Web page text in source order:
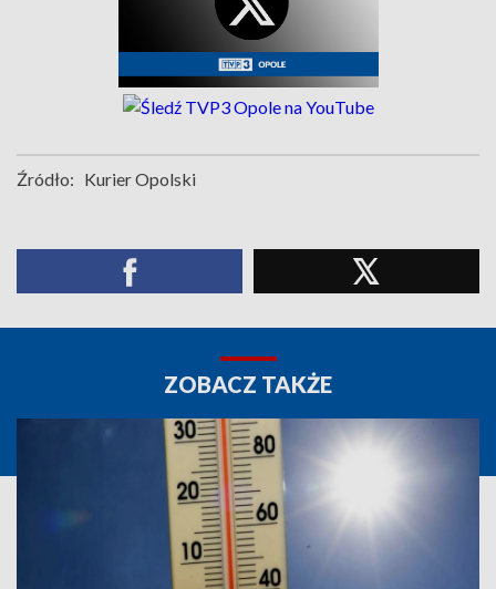
Źródło: Kurier Opolski
ZOBACZ TAKŻE